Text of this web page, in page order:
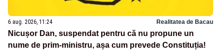
6 aug. 2026, 11:24 Realitatea de Bacau
Nicușor Dan, suspendat pentru că nu propune un
nume de prim-ministru, așa cum prevede Constituția!